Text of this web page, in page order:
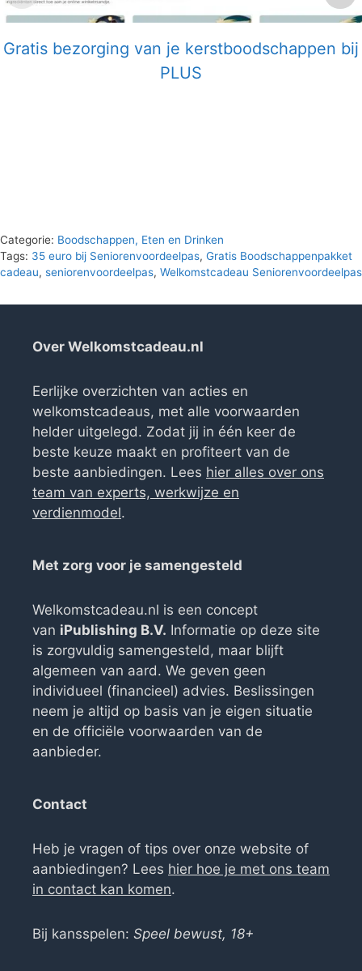
Gratis bezorging van je kerstboodschappen bij
PLUS
Categorie: Boodschappen, Eten en Drinken
Tags: 35 euro bij Seniorenvoordeelpas, Gratis Boodschappenpakket
cadeau, seniorenvoordeelpas, Welkomstcadeau Seniorenvoordeelpas
Over Welkomstcadeau.nl
Eerlijke overzichten van acties en
welkomstcadeaus, met alle voorwaarden
helder uitgelegd. Zodat jij in één keer de
beste keuze maakt en profiteert van de
beste aanbiedingen. Lees hier alles over ons
team van experts, werkwijze en
verdienmodel.
Met zorg voor je samengesteld
Welkomstcadeau.nl is een concept
van iPublishing B.V. Informatie op deze site
is zorgvuldig samengesteld, maar blijft
algemeen van aard. We geven geen
individueel (financieel) advies. Beslissingen
neem je altijd op basis van je eigen situatie
en de officiële voorwaarden van de
aanbieder.
Contact
Heb je vragen of tips over onze website of
aanbiedingen? Lees hier hoe je met ons team
in contact kan komen.
Bij kansspelen: Speel bewust, 18+